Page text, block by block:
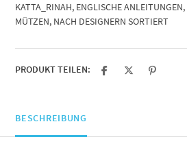
KATTA_RINAH, ENGLISCHE ANLEITUNGEN,
MÜTZEN, NACH DESIGNERN SORTIERT
PRODUKT TEILEN:
BESCHREIBUNG